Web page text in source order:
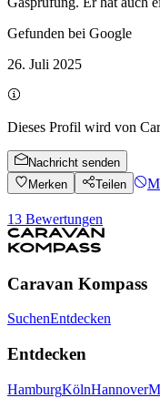
Gefunden bei Google
26. Juli 2025
Dieses Profil wird von
Nachricht senden
Merken
Teilen
13 Bewertungen
Caravan Kompass
SuchenEntdecken
Entdecken
HamburgKölnHannover